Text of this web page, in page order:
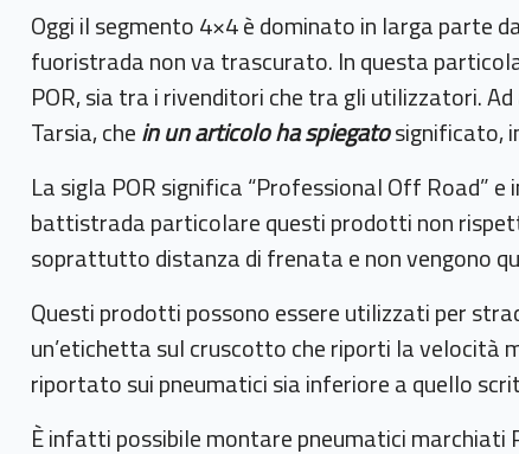
Oggi il segmento 4×4 è dominato in larga parte
fuoristrada non va trascurato. In questa
POR, sia tra i rivenditori che tra gli utilizzatori.
Tarsia, chein un articolo ha spiegatosignificato,
La sigla POR significa “Professional Off Road”
battistrada particolare questi prodotti non
soprattutto distanza di frenata e non vengono
Questi prodotti possono essere utilizzati per
un’etichetta sul cruscotto che riporti la velocità
riportato sui pneumatici sia inferiore a quello
È infatti possibile montare pneumatici marchiati